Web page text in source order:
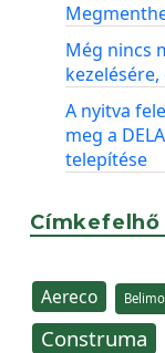
Még nincs
A nyitva
meg a
telepítése
Címkefelhő
Aereco Belimo
Construma